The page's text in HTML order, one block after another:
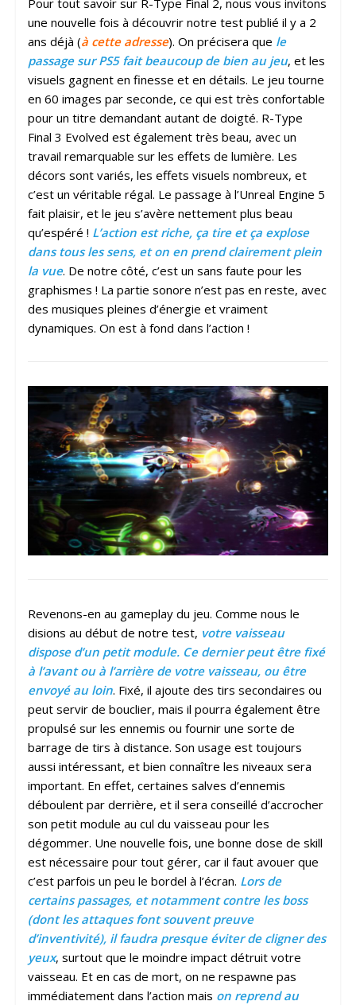
Pour tout savoir sur R-Type Final 2, nous vous invitons
une nouvelle fois à découvrir notre test publié il y a 2
ans déjà (à cette adresse). On précisera que le
passage sur PS5 fait beaucoup de bien au jeu, et les
visuels gagnent en finesse et en détails. Le jeu tourne
en 60 images par seconde, ce qui est très confortable
pour un titre demandant autant de doigté. R-Type
Final 3 Evolved est également très beau, avec un
travail remarquable sur les effets de lumière. Les
décors sont variés, les effets visuels nombreux, et
c’est un véritable régal. Le passage à l’Unreal Engine 5
fait plaisir, et le jeu s’avère nettement plus beau
qu’espéré ! L’action est riche, ça tire et ça explose
dans tous les sens, et on en prend clairement plein
la vue. De notre côté, c’est un sans faute pour les
graphismes ! La partie sonore n’est pas en reste, avec
des musiques pleines d’énergie et vraiment
dynamiques. On est à fond dans l’action !
Revenons-en au gameplay du jeu. Comme nous le
disions au début de notre test, votre vaisseau
dispose d’un petit module. Ce dernier peut être fixé
à l’avant ou à l’arrière de votre vaisseau, ou être
envoyé au loin. Fixé, il ajoute des tirs secondaires ou
peut servir de bouclier, mais il pourra également être
propulsé sur les ennemis ou fournir une sorte de
barrage de tirs à distance. Son usage est toujours
aussi intéressant, et bien connaître les niveaux sera
important. En effet, certaines salves d’ennemis
déboulent par derrière, et il sera conseillé d’accrocher
son petit module au cul du vaisseau pour les
dégommer. Une nouvelle fois, une bonne dose de skill
est nécessaire pour tout gérer, car il faut avouer que
c’est parfois un peu le bordel à l’écran. Lors de
certains passages, et notamment contre les boss
(dont les attaques font souvent preuve
d’inventivité), il faudra presque éviter de cligner des
yeux, surtout que le moindre impact détruit votre
vaisseau. Et en cas de mort, on ne respawne pas
immédiatement dans l’action mais on reprend au